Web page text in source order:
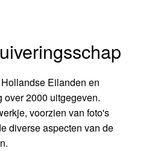
Eilanden en
over 2000 uitgegeven.
voorzien van foto's
diverse aspecten van de